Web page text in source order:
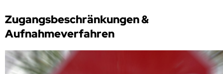
Zugangsbeschränkungen &
Aufnahmeverfahren